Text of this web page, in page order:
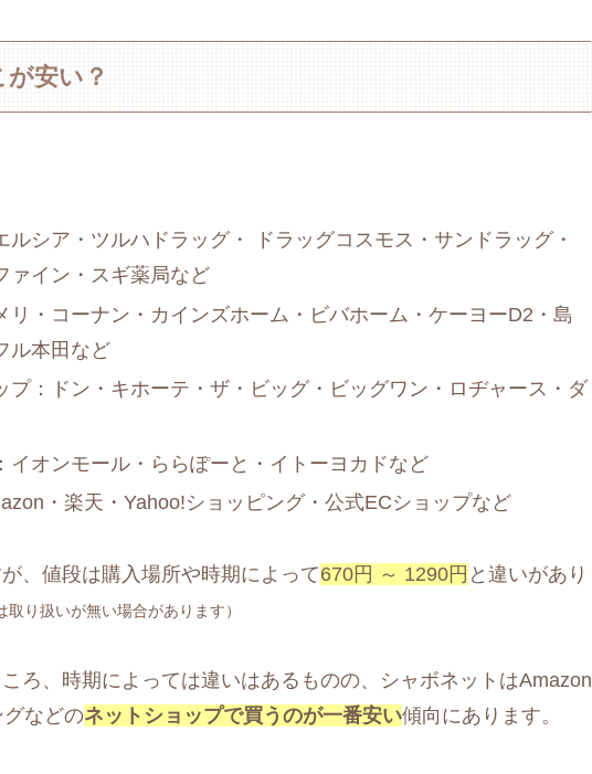
安い？
ルシア・ツルハドラッグ・ ドラッグコスモス・サンドラッグ・
ァイン・スギ薬局など
リ・コーナン・カインズホーム・ビバホーム・ケーヨーD2・島
ル本田など
プ：ドン・キホーテ・ザ・ビッグ・ビッグワン・ロヂャース・ダ
イオンモール・ららぽーと・イトーヨカドなど
・楽天・Yahoo!ショッピング・公式ECショップなど
、値段は購入場所や時期によって670円 ～ 1290円 と違いがあり
り扱いが無い場合があります）
ろ、時期によっては違いはあるものの、シャボネットはAmazon
などのネットショップで買うのが一番安い傾向にあります。